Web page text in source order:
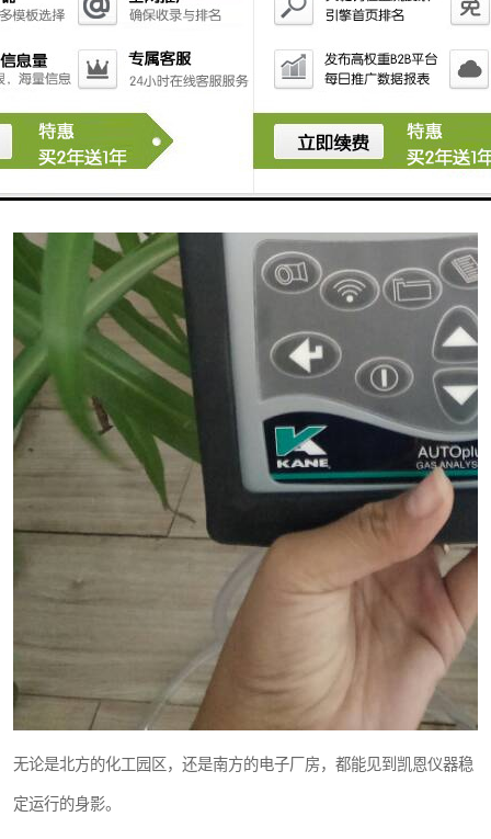
无论是北方的化工园区，还是南方的电子厂房，都能见到凯恩仪器稳
定运行的身影。